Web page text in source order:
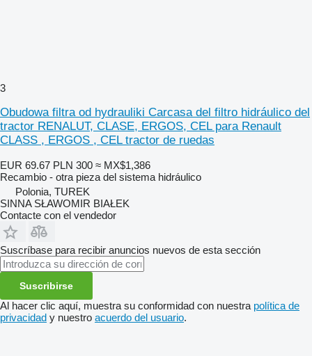
3
Obudowa filtra od hydrauliki Carcasa del filtro hidráulico del
tractor RENALUT, CLASE, ERGOS, CEL para Renault
CLASS , ERGOS , CEL tractor de ruedas
EUR 69.67 PLN 300 ≈ MX$1,386
Recambio - otra pieza del sistema hidráulico
Polonia, TUREK
SINNA SŁAWOMIR BIAŁEK
Contacte con el vendedor
Suscríbase para recibir anuncios nuevos de esta sección
Suscribirse
Al hacer clic aquí, muestra su conformidad con nuestra política de
privacidad y nuestro acuerdo del usuario.